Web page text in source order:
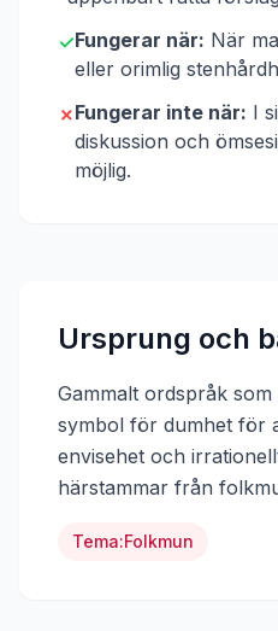
✓Fungerar när: När
eller orimlig
✗Fungerar inte när: I
diskussion och
möjlig.
Ursprung och
Gammalt ordspråk
symbol för dumhet för
envisehet och
härstammar från
Tema:Folkmun